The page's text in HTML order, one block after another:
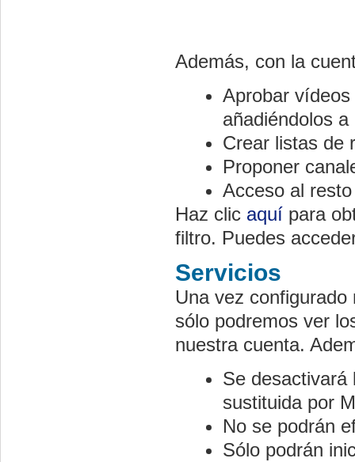
Además, con la
Aprobar
añadiéndolos
Crear listas de
Proponer
Acceso al
Haz clic aquí para
filtro. Puedes
Servicios
Una vez
sólo podremos ver
nuestra cuenta.
Se desactivará
sustituida por
No se podrán
Sólo podrán